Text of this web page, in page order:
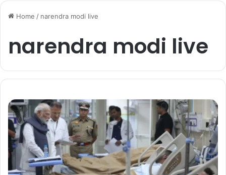
Home / narendra modi live
narendra modi live